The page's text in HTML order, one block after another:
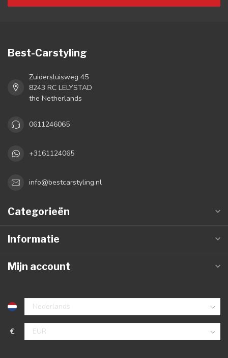
Best-Carstyling
Zuidersluisweg 45
8243 RC LELYSTAD
the Netherlands
0611246065
+3161124065
info@bestcarstyling.nl
Categorieën
Informatie
Mijn account
€